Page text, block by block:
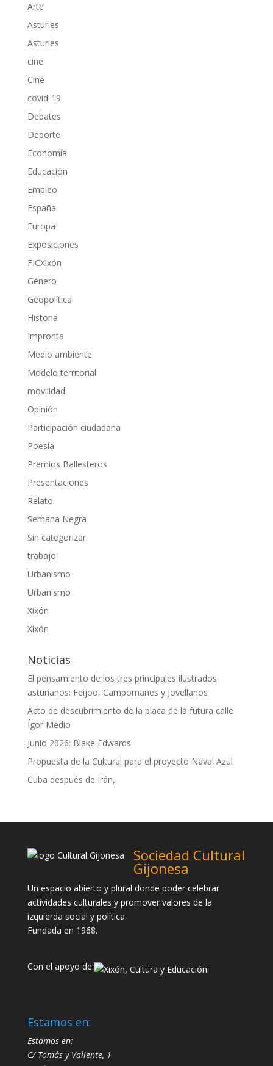
Arte
Asturies
Asturies
cine
Cine
covid-19
Debates
Deporte
Economía
Educación
Empleo
España
Europa
Exposiciones
FICXixón
Género
Geopolítica
Historia
Impronta
Medio ambiente
Modelo territorial
movilidad
Opinión
Participación ciudadana
Poesía
Premios Ballesteros
Presentaciones
Relato
Semana Negra
Sin categorizar
trabajo
Urbanismo
Urbanismo
Xixón
Xixón
Noticias
El pensamiento de los tres principales ilustrados
asturianos: Feijoo, Campomanes y Jovellanos
Acto de descubrimiento de la placa de la futura calle
Ígor Medio
Junio 2026: Blake Edwards
Propuesta de la Cultural para el proyecto Naval Azul
Cuba después de Irán,
Sociedad Cultural
Gijonesa
Un espacio abierto y plural donde poder celebrar
actividades culturales y promover valores de la
izquierda social y política.
Fundada en 1968.
Con el apoyo de:
Estamos en:
Estamos en:
C/ Tomás y Valiente, 1